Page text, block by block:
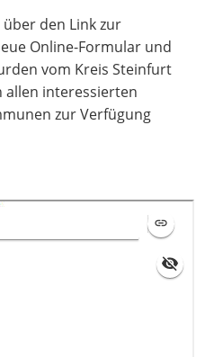
den Link zur
Online-Formular und
vom Kreis Steinfurt
allen interessierten
zur Verfügung